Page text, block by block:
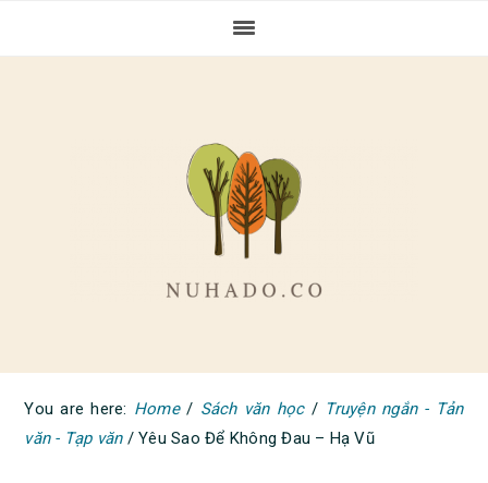
You are here: Home / Sách văn học / Truyện ngắn - Tản
văn - Tạp văn / Yêu Sao Để Không Đau – Hạ Vũ